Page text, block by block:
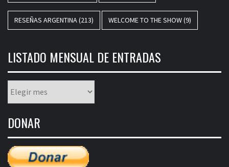
RESEÑAS ARGENTINA(213) WELCOME TO THE SHOW(9)
LISTADO MENSUAL DE ENTRADAS
mensual
entradas
DONAR